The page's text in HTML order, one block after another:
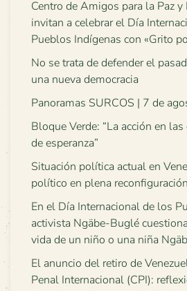
Centro de Amigos para la Paz
invitan a celebrar el Día
Pueblos Indígenas con «Grito
No se trata de defender el
una nueva democracia
Panoramas SURCOS | 7 de
Bloque Verde: “La acción en
de esperanza”
Situación política actual en
político en plena
En el Día Internacional de los
activista Ngäbe-Buglé
vida de un niño o una niña
El anuncio del retiro de
Penal Internacional (CPI):